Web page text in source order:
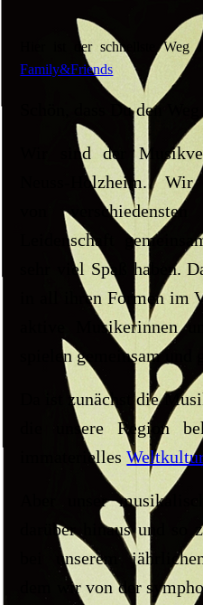
Hier ist der schnellste Weg
Family&Friends
Schön, dass Du den
Wir sind der
Neuss-Holzheim. Wir
von
Leidenschaft
sehr viel Spaß haben.
in all ihren Formen im
aktive Musikerinnen
spielen gemeinsam
Da ist zunächst die
die unsere Region
immaterielles
Aber unser
darüber hinaus und so
bei unserem
dem wir von der